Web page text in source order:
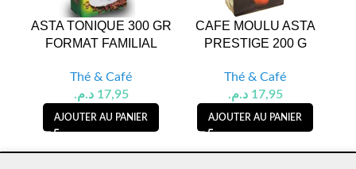
ASTA TONIQUE 300 GR
FORMAT FAMILIAL
Thé & Café
17,95 د.م.
AJOUTER AU PANIER
CAFE MOULU ASTA
PRESTIGE 200 G
Thé & Café
17,95 د.م.
AJOUTER AU PANIER